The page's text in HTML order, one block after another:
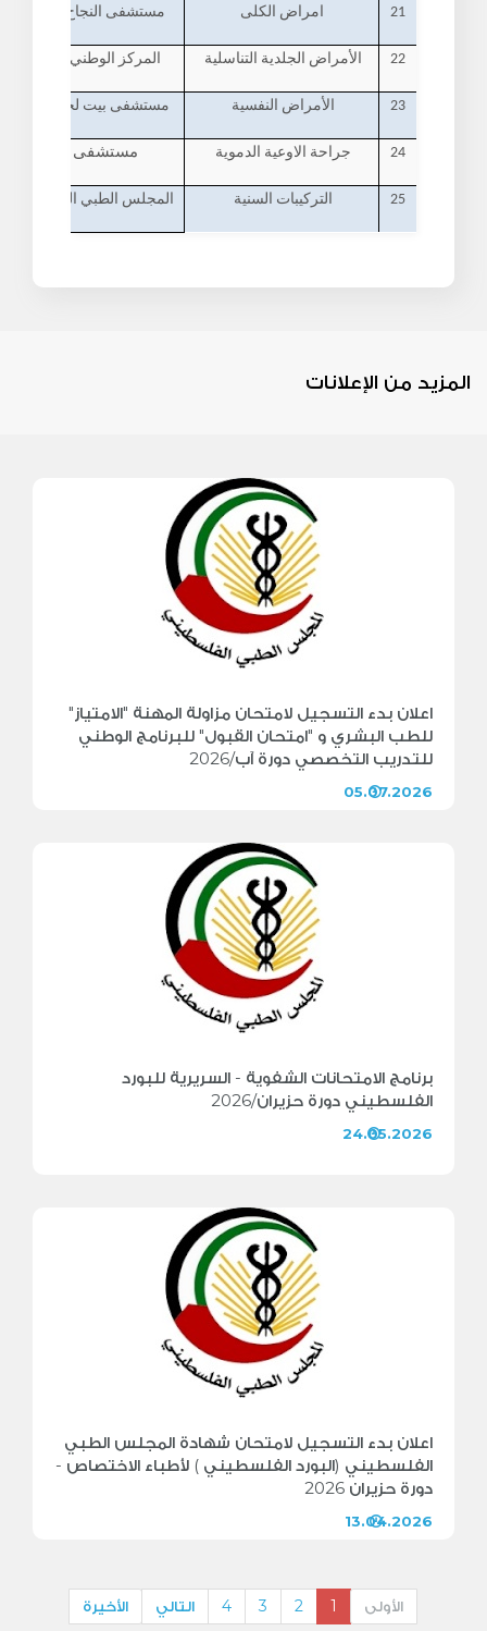
21 امراض الكلى مستشفى النجاح الجامعي
22 الأمراض الجلدية التناسلية المركز الوطني للجلدية -
23 الأمراض النفسية مستشفى بيت لحم للأمراض
24 جراحة الاوعية الدموية مستشفى الشفاء -
25 التركيبات السنية المجلس الطبي الفلسطيني -
المزيد من الإعلانات
اعلان بدء التسجيل لامتحان مزاولة المهنة "الامتياز"
للطب البشري و "امتحان القبول" للبرنامج الوطني
للتدريب التخصصي دورة آب/2026
05.07.2026
برنامج الامتحانات الشفوية - السريرية للبورد
الفلسطيني دورة حزيران/2026
24.05.2026
اعلان بدء التسجيل لامتحان شهادة المجلس الطبي
الفلسطيني (البورد الفلسطيني ) لأطباء الاختصاص -
دورة حزيران 2026
13.04.2026
الأولى 1
2
3
4 التالي الأخيرة